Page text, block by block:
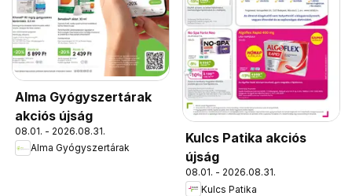
Alma Gyógyszertárak
akciós újság
08.01. - 2026.08.31.
Alma Gyógyszertárak
Kulcs Patika akciós
újság
08.01. - 2026.08.31.
Kulcs Patika